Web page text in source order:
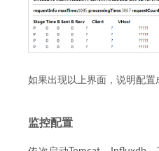
如果出现以上界面，说明配置
监控配置